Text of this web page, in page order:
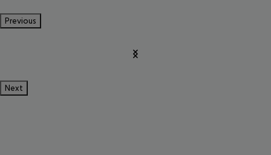
Previous
Next